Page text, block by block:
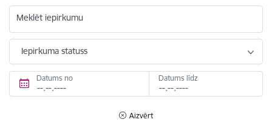
Meklēt iepirkumu
Iepirkuma statuss
Datums no Datums līdz
Aizvērt